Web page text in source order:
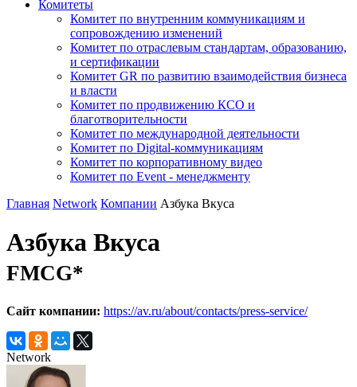
Комитеты
Комитет по внутренним коммуникациям и
сопровождению изменений
Комитет по отраслевым стандартам, образованию,
и сертификации
Комитет GR по развитию взаимодействия бизнеса
и власти
Комитет по продвижению КСО и
благотворительности
Комитет по международной деятельности
Комитет по Digital-коммуникациям
Комитет по корпоративному видео
Комитет по Event - менеджменту
Главная Network Компании Азбука Вкуса
Азбука Вкуса
FMCG*
Сайт компании: https://av.ru/about/contacts/press-service/
Network